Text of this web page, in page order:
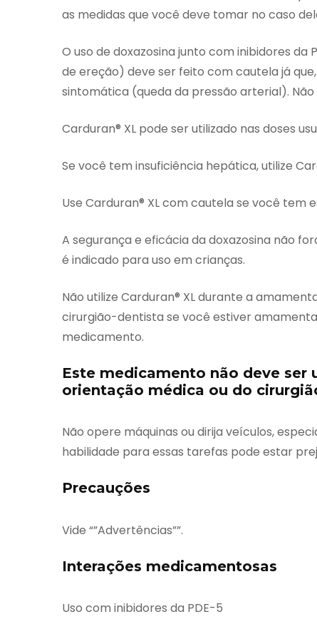
as medidas que você deve tomar no caso
O uso de doxazosina junto com inibidores
de ereção) deve ser feito com cautela já
sintomática (queda da pressão arterial).
Carduran® XL pode ser utilizado nas doses
Se você tem insuficiência hepática, utilize
Use Carduran® XL com cautela se você
A segurança e eficácia da doxazosina não
é indicado para uso em crianças.
Não utilize Carduran® XL durante a
cirurgião-dentista se você estiver
medicamento.
Este medicamento não deve ser
orientação médica ou do
Não opere máquinas ou dirija veículos,
habilidade para essas tarefas pode estar
Precauções
Vide “”Advertências””.
Interações medicamentosas
Uso com inibidores da PDE-5